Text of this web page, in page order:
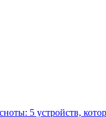
5 устройств,